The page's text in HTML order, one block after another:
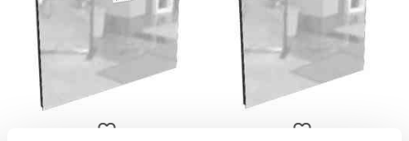
120x73 60x73
120x73